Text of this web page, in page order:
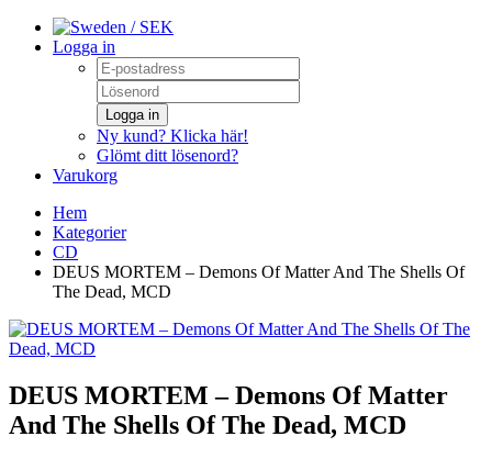
/ SEK
Logga in
Logga in
Ny kund? Klicka här!
Glömt ditt lösenord?
Varukorg
Hem
Kategorier
CD
DEUS MORTEM – Demons Of Matter And The Shells Of
The Dead, MCD
DEUS MORTEM – Demons Of Matter
And The Shells Of The Dead, MCD